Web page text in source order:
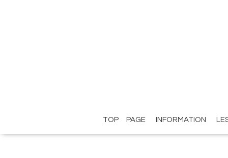
TOP PAGE INFORMATION